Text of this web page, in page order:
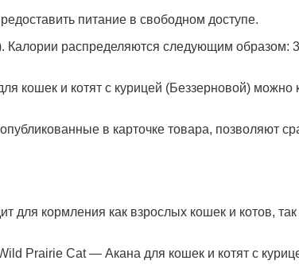
питание в свободном доступе.
распределяются следующим образом:
и котят с курицей (Беззерновой) можно
в карточке товара, позволяют
для кормления как взрослых кошек и котов,
Prairie Cat — Акана для кошек и котят с